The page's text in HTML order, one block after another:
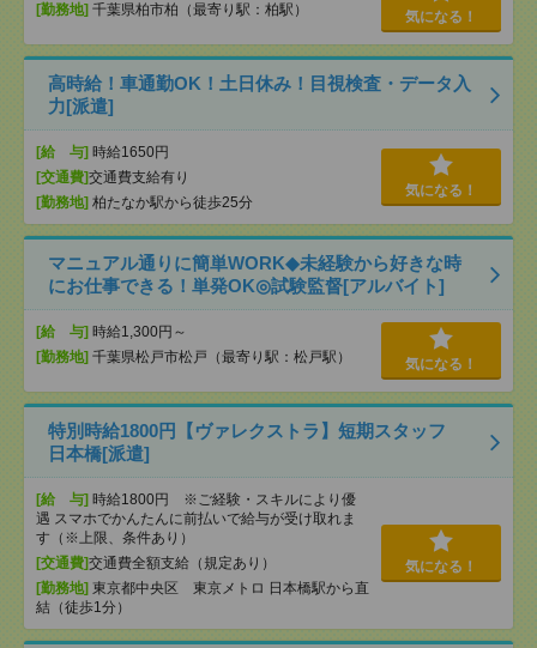
[勤務地] 千葉県柏市柏（最寄り駅：柏駅） 気になる！
高時給！車通勤OK！土日休み！目視検査・データ入
力[派遣]
[給 与] 時給1650円
[交通費]交通費支給有り
[勤務地] 柏たなか駅から徒歩25分
気になる！
マニュアル通りに簡単WORK◆未経験から好きな時
にお仕事できる！単発OK◎試験監督[アルバイト]
[給 与] 時給1,300円～
[勤務地] 千葉県松戸市松戸（最寄り駅：松戸駅） 気になる！
特別時給1800円【ヴァレクストラ】短期スタッフ
日本橋[派遣]
[給 与] 時給1800円 ※ご経験・スキルにより優
遇 スマホでかんたんに前払いで給与が受け取れま
す（※上限、条件あり）
[交通費]交通費全額支給（規定あり）
[勤務地] 東京都中央区 東京メトロ 日本橋駅から直
結（徒歩1分）
気になる！